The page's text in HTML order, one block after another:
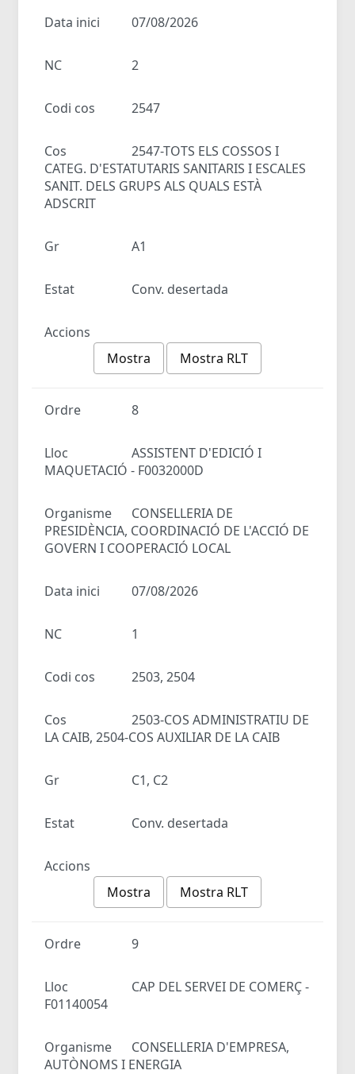
Data inici 07/08/2026
NC 2
Codi cos 2547
Cos
2547-TOTS ELS COSSOS I
CATEG. D'ESTATUTARIS SANITARIS I ESCALES
SANIT. DELS GRUPS ALS QUALS ESTÀ
ADSCRIT
Gr A1
Estat Conv. desertada
Accions
Mostra
Mostra RLT
Ordre 8
Lloc
ASSISTENT D'EDICIÓ I
MAQUETACIÓ - F0032000D
Organisme
CONSELLERIA DE
PRESIDÈNCIA, COORDINACIÓ DE L'ACCIÓ DE
GOVERN I COOPERACIÓ LOCAL
Data inici 07/08/2026
NC 1
Codi cos 2503, 2504
Cos
2503-COS ADMINISTRATIU DE
LA CAIB, 2504-COS AUXILIAR DE LA CAIB
Gr C1, C2
Estat Conv. desertada
Accions
Mostra
Mostra RLT
Ordre 9
Lloc
CAP DEL SERVEI DE COMERÇ -
F01140054
Organisme
CONSELLERIA D'EMPRESA,
AUTÒNOMS I ENERGIA